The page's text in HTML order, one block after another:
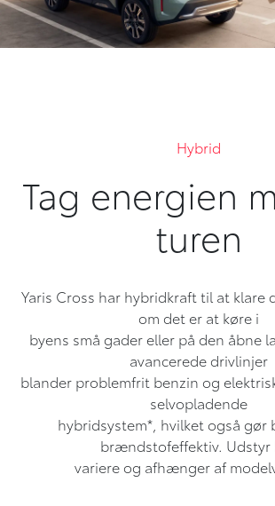
Hybrid
Tag energien
turen
Yaris Cross har hybridkraft til at klare
om det er at køre i
byens små gader eller på den åbne
avancerede drivlinjer
blander problemfrit benzin og
selvopladende
hybridsystem*, hvilket også gør
brændstofeffektiv. Udstyr
variere og afhænger af